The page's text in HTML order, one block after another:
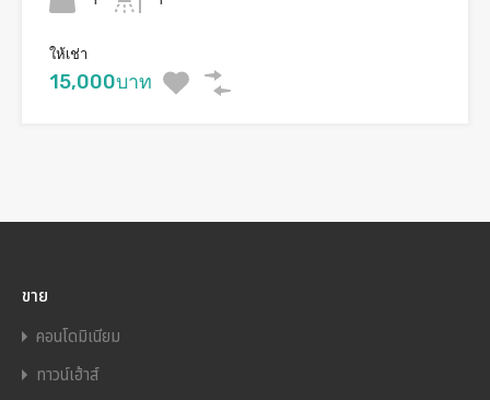
ให้เช่า
15,000บาท
ขาย
คอนโดมิเนียม
ทาวน์เฮ้าส์